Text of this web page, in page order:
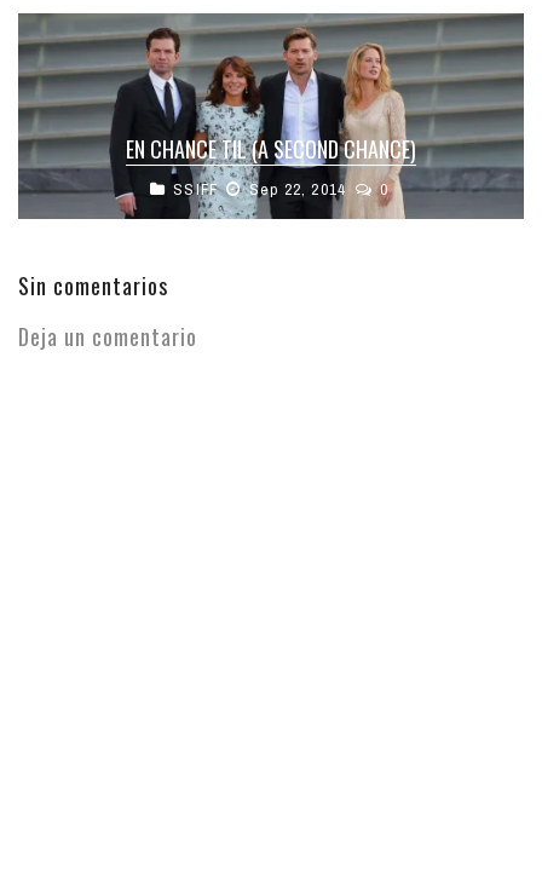
EN CHANCE TIL (A SECOND CHANCE)
SSIFF Sep 22, 2014 0
Sin comentarios
Deja un comentario